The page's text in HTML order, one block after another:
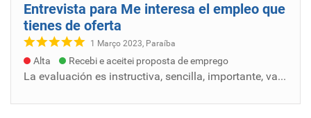
Entrevista para Me interesa el empleo que
tienes de oferta
1 Março 2023, Paraíba
Alta Recebi e aceitei proposta de emprego
La evaluación es instructiva, sencilla, importante, valiosa, con unas condiciones poderosa y buen ambiente, humanos. buenos Recursos humanos...